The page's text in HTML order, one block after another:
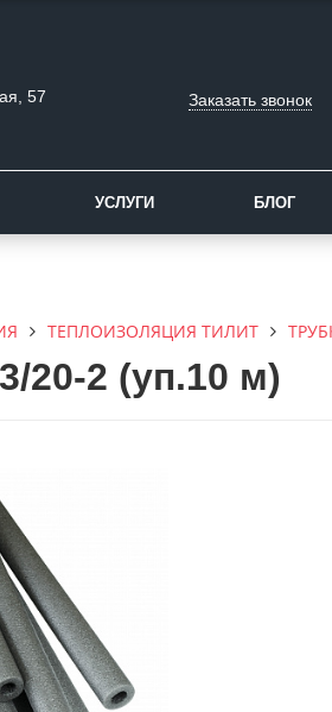
57
Заказать звонок
УСЛУГИ БЛОГ
ТЕПЛОИЗОЛЯЦИЯ ТИЛИТ
20-2 (уп.10 м)